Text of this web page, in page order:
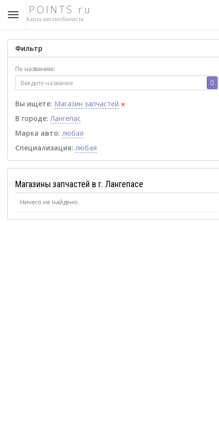
POINTS.ru
Карта автомобилиста
Фильтр
По названию:
Вы ищете: Магазин запчастей ×
В городе: Лангепас
Марка авто: любая
Специализация: любая
Магазины запчастей в г. Лангепасе
Ничего не найдено.